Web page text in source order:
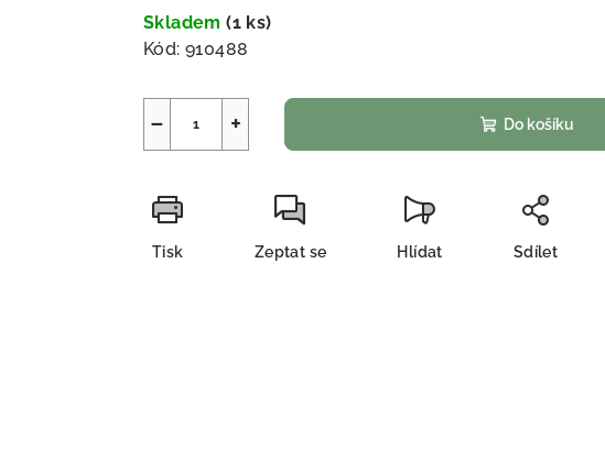
Skladem(1 ks)
Kód: 910488
+
− Do košíku
Tisk Zeptat se Hlídat Sdílet